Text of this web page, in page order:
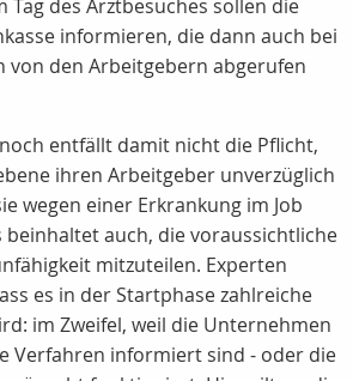
Tag des Arztbesuches sollen die
informieren, die dann auch bei
von den Arbeitgebern abgerufen
entfällt damit nicht die Pflicht,
ihren Arbeitgeber unverzüglich
wegen einer Erkrankung im Job
beinhaltet auch, die voraussichtliche
mitzuteilen. Experten
es in der Startphase zahlreiche
im Zweifel, weil die Unternehmen
Verfahren informiert sind - oder die